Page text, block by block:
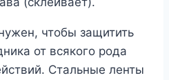
чтобы защитить
от всякого рода
Стальные ленты